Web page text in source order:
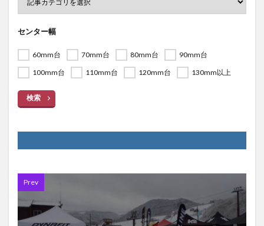
センター幅
60mm台 70mm台 80mm台
90mm台
100mm台
110mm台 120mm台 130mm以上
検索
Prev